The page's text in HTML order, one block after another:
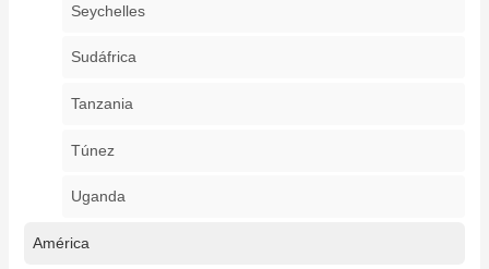
Seychelles
Sudáfrica
Tanzania
Túnez
Uganda
América